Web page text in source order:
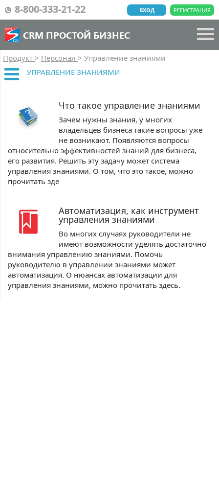
8-800-333-21-22 РЕГИСТРАЦИЯ
ВХОД
CRM ПРОСТОЙ БИЗНЕС
Продукт > Персонал > Управление знаниями
УПРАВЛЕНИЕ ЗНАНИЯМИ
Что такое управление знаниями
Зачем нужны знания, у многих
владельцев бизнеса такие вопросы уже
не возникают. Появляются вопросы
относительно эффективностей знаний для бизнеса,
его развития. Решить эту задачу может система
управления знаниями. О том, что это такое, можно
прочитать зде
Автоматизация, как инструмент
управления знаниями
Во многих случаях руководители не
имеют возможности уделять достаточно
внимания управлению знаниями. Помочь
руководителю в управлении знаниями может
автоматизация. О нюансах автоматизации для
управления знаниями, можно прочитать здесь.